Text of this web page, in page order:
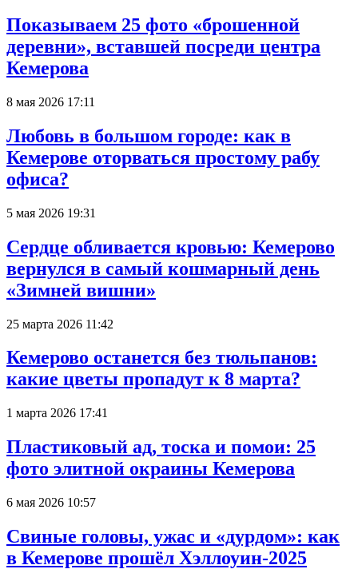
Показываем 25 фото «брошенной
деревни», вставшей посреди центра
Кемерова
8 мая 2026 17:11
Любовь в большом городе: как в
Кемерове оторваться простому рабу
офиса?
5 мая 2026 19:31
Сердце обливается кровью: Кемерово
вернулся в самый кошмарный день
«Зимней вишни»
25 марта 2026 11:42
Кемерово останется без тюльпанов:
какие цветы пропадут к 8 марта?
1 марта 2026 17:41
Пластиковый ад, тоска и помои: 25
фото элитной окраины Кемерова
6 мая 2026 10:57
Свиные головы, ужас и «дурдом»: как
в Кемерове прошёл Хэллоуин-2025